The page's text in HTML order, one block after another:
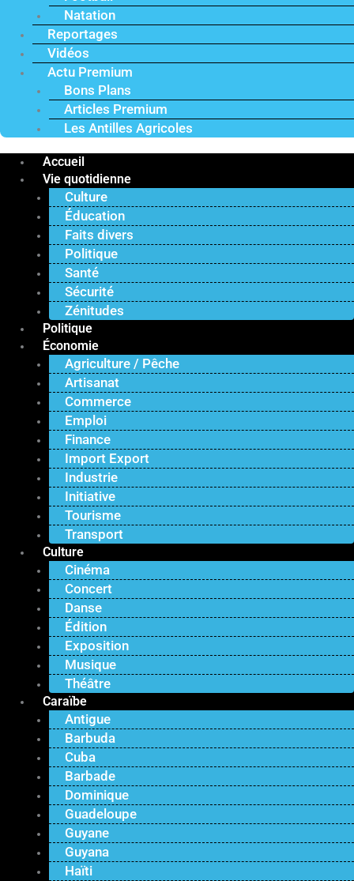
Natation
Reportages
Vidéos
Actu Premium
Bons Plans
Articles Premium
Les Antilles Agricoles
Accueil
Vie quotidienne
Culture
Éducation
Faits divers
Politique
Santé
Sécurité
Zénitudes
Politique
Économie
Agriculture / Pêche
Artisanat
Commerce
Emploi
Finance
Import Export
Industrie
Initiative
Tourisme
Transport
Culture
Cinéma
Concert
Danse
Édition
Exposition
Musique
Théâtre
Caraïbe
Antigue
Barbuda
Cuba
Barbade
Dominique
Guadeloupe
Guyane
Guyana
Haïti